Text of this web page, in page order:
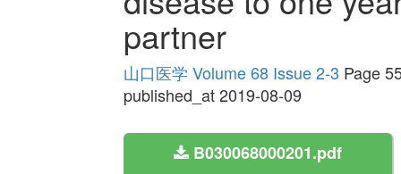
partner
山口医学 Volume 68 Issue 2-3 Page
published_at 2019-08-09
B030068000201.pdf